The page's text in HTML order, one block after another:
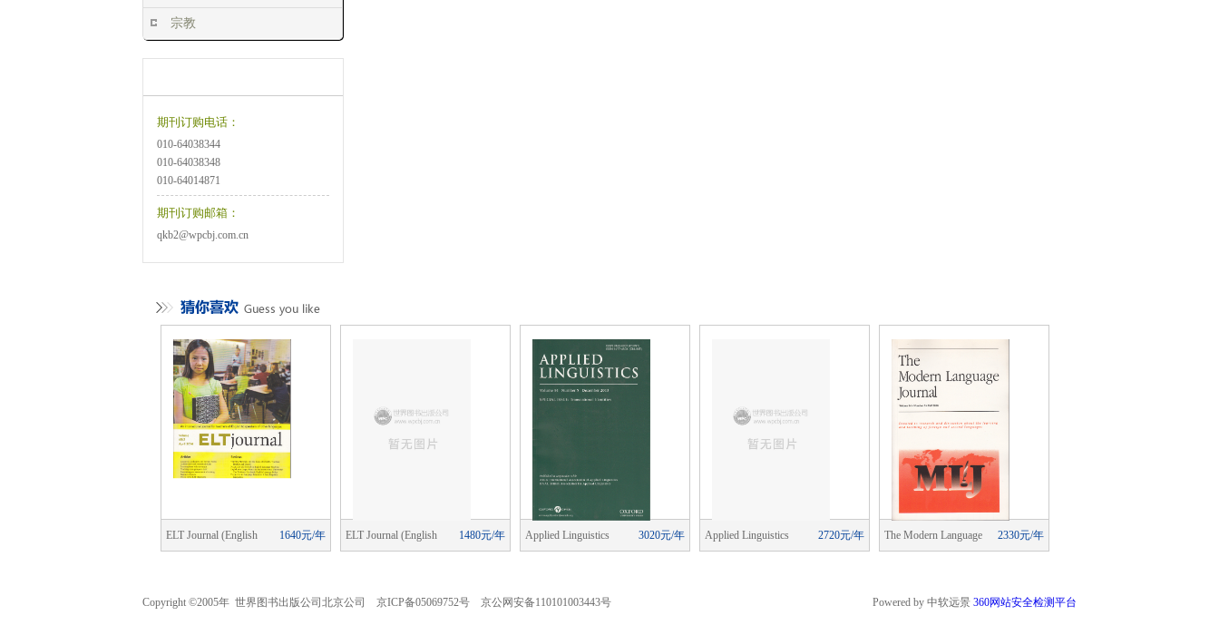
宗教
期刊订购电话：
010-64038344
010-64038348
010-64014871
期刊订购邮箱：
qkb2@wpcbj.com.cn
1640元/年
ELT Journal (English 1480元/年
ELT Journal (English 3020元/年
Applied Linguistics 2720元/年
Applied Linguistics 2330元/年
The Modern Language
Copyright ©2005年 世界图书出版公司北京公司 京ICP备05069752号 京公网安备110101003443号 Powered by 中软远景 360网站安全检测平台